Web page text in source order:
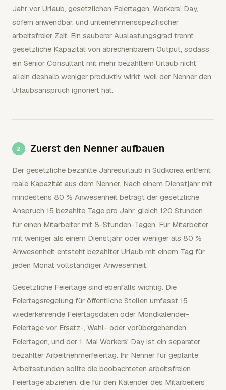
Jahr vor Urlaub, gesetzlichen Feiertagen, Workers' Day,
sofern anwendbar, und unternehmensspezifischer
arbeitsfreier Zeit. Ein sauberer Auslastungsgrad trennt
gesetzliche Kapazität von abrechenbarem Output, sodass
ein Senior Consultant mit mehr bezahltem Urlaub nicht
allein deshalb weniger produktiv wirkt, weil der Nenner den
Urlaubsanspruch ignoriert hat.
Zuerst den Nenner aufbauen
Der gesetzliche bezahlte Jahresurlaub in Südkorea entfernt
reale Kapazität aus dem Nenner. Nach einem Dienstjahr mit
mindestens 80 % Anwesenheit beträgt der gesetzliche
Anspruch 15 bezahlte Tage pro Jahr, gleich 120 Stunden
für einen Mitarbeiter mit 8-Stunden-Tagen. Für Mitarbeiter
mit weniger als einem Dienstjahr oder weniger als 80 %
Anwesenheit entsteht bezahlter Urlaub mit einem Tag für
jeden Monat vollständiger Anwesenheit.
Gesetzliche Feiertage sind ebenfalls wichtig. Die
Feiertagsregelung für öffentliche Stellen umfasst 15
wiederkehrende Feiertagsdaten oder Mondkalender-
Feiertage vor Ersatz-, Wahl- oder vorübergehenden
Feiertagen, und der 1. Mai Workers' Day ist ein separater
bezahlter Arbeitnehmerfeiertag. Ihr Nenner für geplante
Arbeitsstunden sollte die beobachteten arbeitsfreien
Feiertage abziehen, die für den Kalender des Mitarbeiters